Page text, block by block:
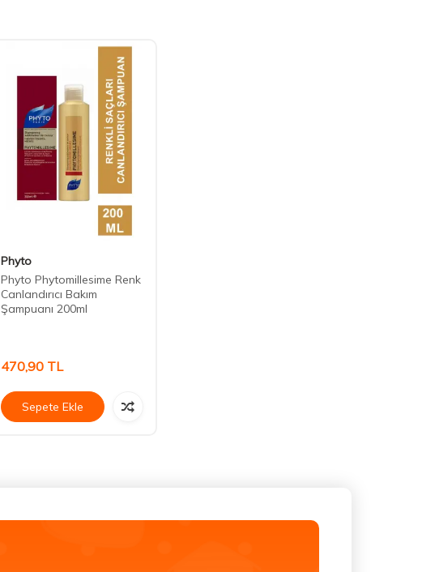
Phyto
​Phyto Phytomillesime Renk
Canlandırıcı Bakım
Şampuanı 200ml
470,90 TL
Sepete Ekle